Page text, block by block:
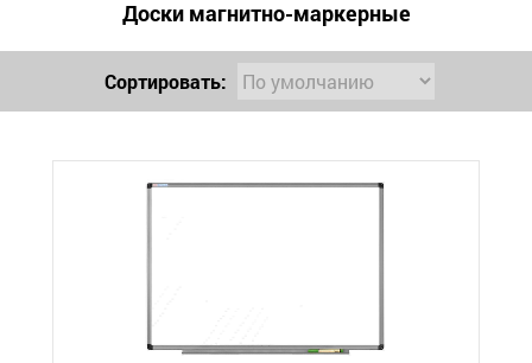
Доски магнитно-маркерные
Сортировать: